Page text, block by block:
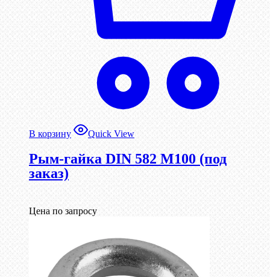
В корзину Quick View
Рым-гайка DIN 582 М100 (под
заказ)
Цена по запросу